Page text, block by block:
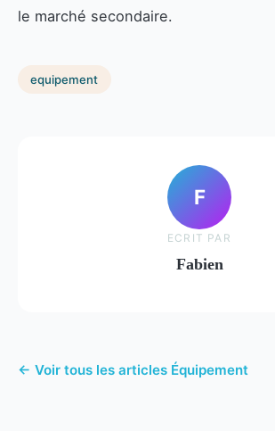
le marché secondaire.
equipement
F
ECRIT PAR
Fabien
← Voir tous les articles Équipement